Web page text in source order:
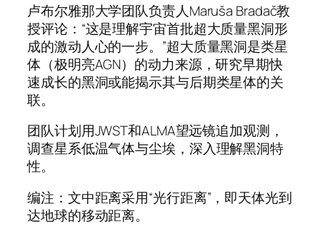
卢布尔雅那大学团队负责人Maruša Bradač教
授评论：“这是理解宇宙首批超大质量黑洞形
成的激动人心的一步。”超大质量黑洞是类星
体（极明亮AGN）的动力来源，研究早期快
速成长的黑洞或能揭示其与后期类星体的关
联。
团队计划用JWST和ALMA望远镜追加观测，
调查星系低温气体与尘埃，深入理解黑洞特
性。
编注：文中距离采用“光行距离”，即天体光到
达地球的移动距离。